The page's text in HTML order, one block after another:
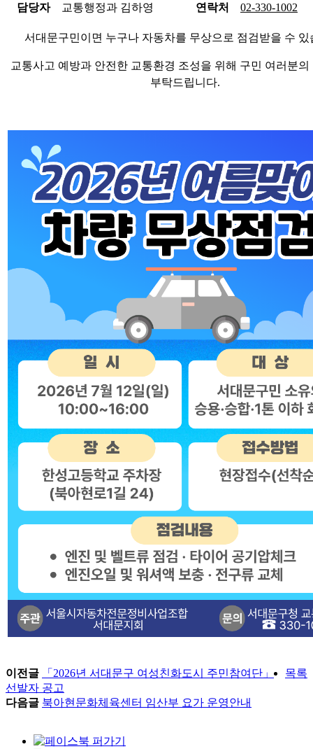
담당자
교통행정과 김하영 연락처 02-330-1002
서대문구민이면 누구나 자동차를 무상으로 점검받을 수 있
교통사고 예방과 안전한 교통환경 조성을 위해 구민 여러분의
부탁드립니다.
목록
이전글
「2026년 서대문구 여성친화도시 주민참여단」
선발자 공고
다음글 북아현문화체육센터 임산부 요가 운영안내